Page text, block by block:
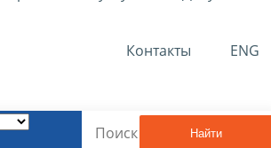
Контакты ENG
Найти